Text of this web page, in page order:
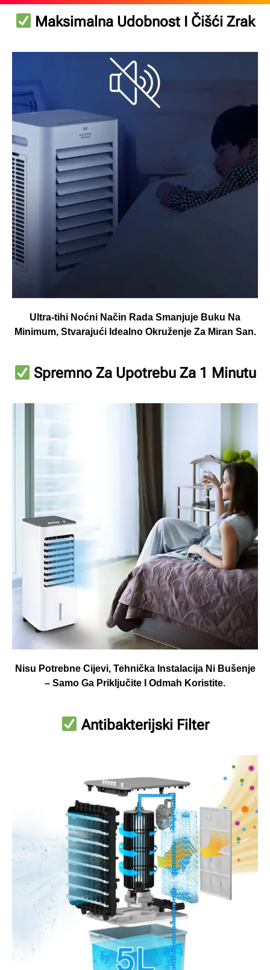
Maksimalna Udobnost I Čišći Zrak
Ultra-tihi Noćni Način Rada Smanjuje Buku Na
Minimum, Stvarajući Idealno Okruženje Za Miran San.
Spremno Za Upotrebu Za 1 Minutu
Nisu Potrebne Cijevi, Tehnička Instalacija Ni Bušenje
– Samo Ga Priključite I Odmah Koristite.
Antibakterijski Filter